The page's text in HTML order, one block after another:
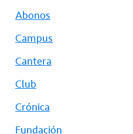
Abonos
Campus
Cantera
Club
Crónica
Fundación